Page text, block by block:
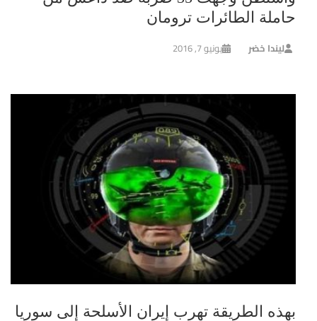
حاملة الطائرات ترومان
ليندا خضر يونيو 7, 2016
بهذه الطريقة تهرب إيران الأسلحة إلى سوريا